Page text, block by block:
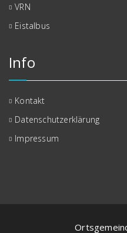
VRN
Eistalbus
Info
Kontakt
Datenschutzerklärung
Impressum